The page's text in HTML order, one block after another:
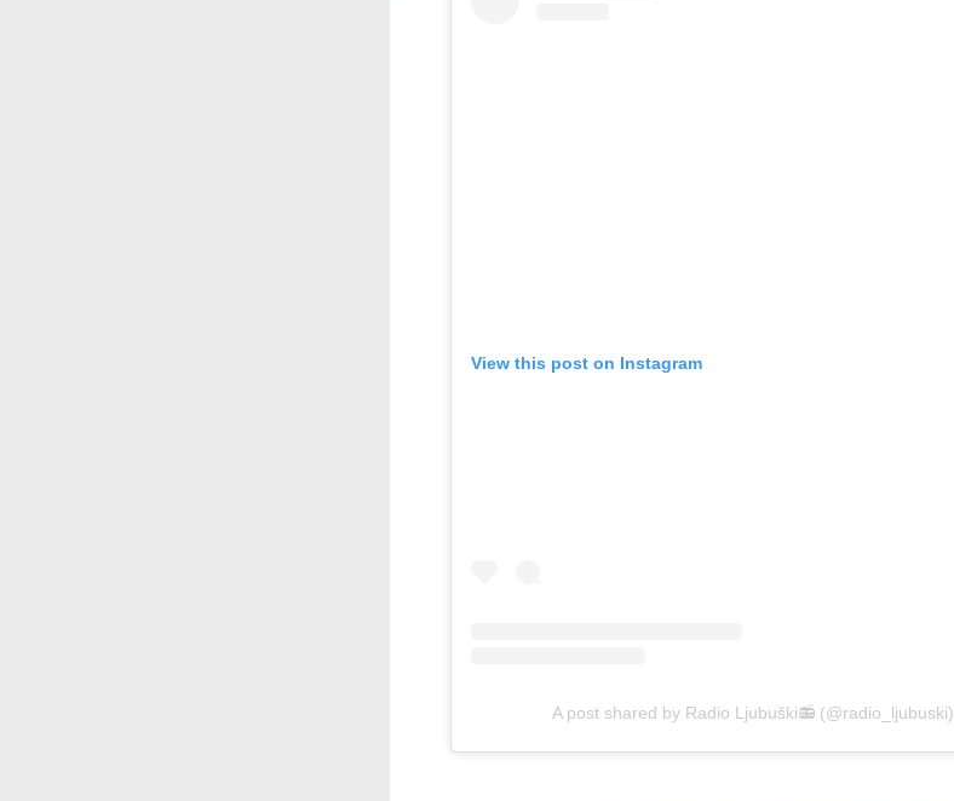
View this post on Instagram
A post shared by Radio Ljubuški📻 (@radio_ljubuski)